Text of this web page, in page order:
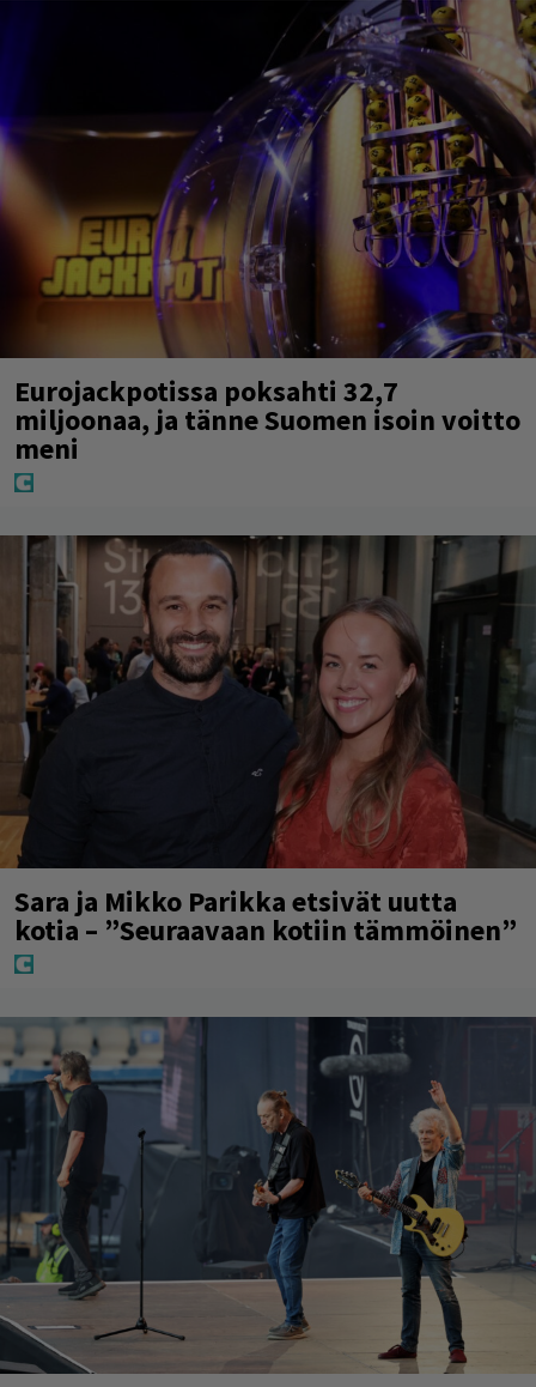
Eurojackpotissa poksahti 32,7
miljoonaa, ja tänne Suomen isoin voitto
meni
Sara ja Mikko Parikka etsivät uutta
kotia – ”Seuraavaan kotiin tämmöinen”